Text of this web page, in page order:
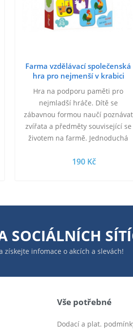
Farma vzdělávací společenská
hra pro nejmenší v krabici
Hra na podporu paměti pro
nejmladší hráče. Dítě se
zábavnou formou naučí poznávat
zvířata a předměty související se
životem na farmě. Jednoduchá
dítě podněcují ke hře…
190 Kč
SOCIÁLNÍCH
infomace o akcích a slevách!
Vše potřebné
Dodací a plat.